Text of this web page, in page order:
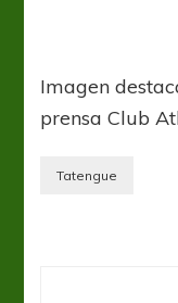
Imagen
prensa Club
Tatengue